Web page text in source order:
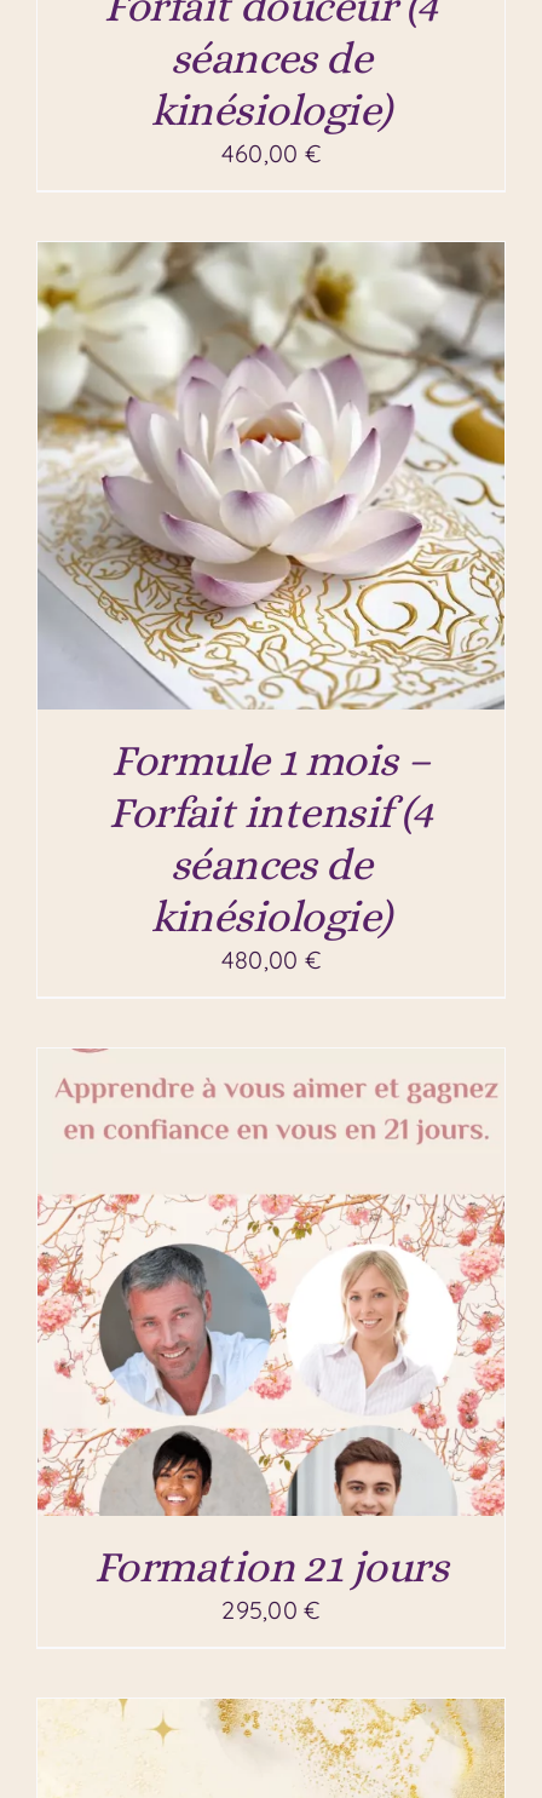
séances de
kinésiologie)
460,00 €
Formule 1 mois –
Forfait intensif (4
séances de
kinésiologie)
480,00 €
Formation 21 jours
295,00€